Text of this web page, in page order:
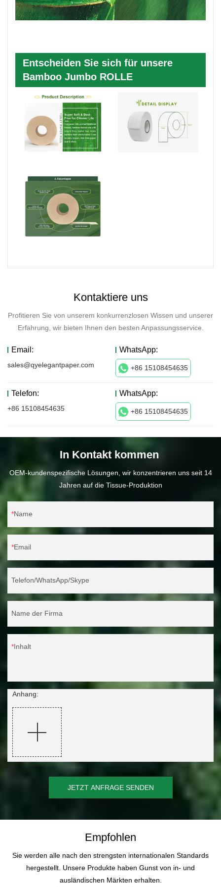
Entscheiden Sie sich für unsere
Bamboo Jumbo ROLLE
Kontaktiere uns
Profitieren Sie von unserem konkurrenzlosen Wissen und unserer
Erfahrung, wir bieten Ihnen den besten Anpassungsservice.
Email:
sales@qyelegantpaper.com
WhatsApp:
+86 15108454635
Telefon:
+86 15108454635
WhatsApp:
+86 15108454635
In Kontakt kommen
OEM-kundenspezifische Lösungen, wir konzentrieren uns seit 14
Jahren auf die Tissue-Produktion
Name
Email
Telefon/WhatsApp/Skype
Name der Firma
Inhalt
Anhang:
JETZT ANFRAGE SENDEN
Empfohlen
Sie werden alle nach den strengsten internationalen Standards
hergestellt. Unsere Produkte haben Gunst von in- und
ausländischen Märkten erhalten.